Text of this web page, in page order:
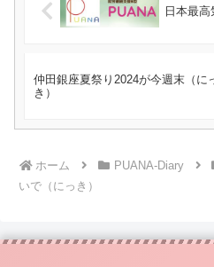
日本最高
仲田銀座夏祭り2024が今週末（に
き）
ホーム PUANA-Diary
いで（にっき）